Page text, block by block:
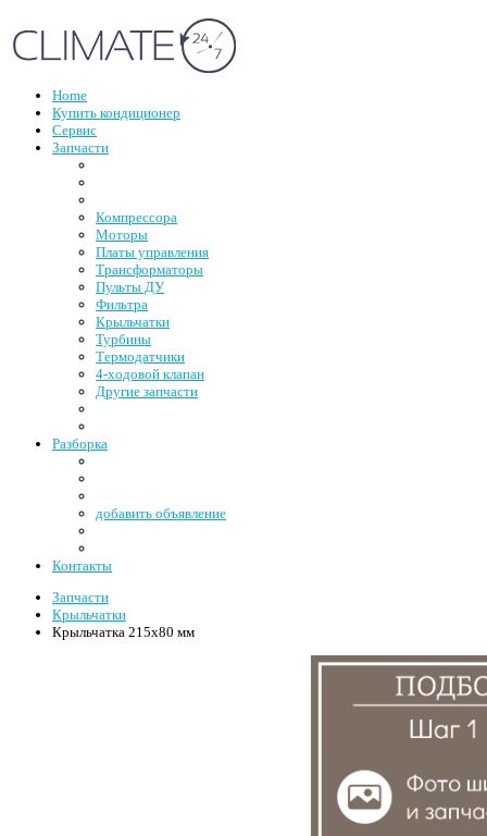
Home
Купить кондиционер
Сервис
Запчасти
Компрессора
Моторы
Платы управления
Трансформаторы
Пульты ДУ
Фильтра
Крыльчатки
Турбины
Термодатчики
4-ходовой клапан
Другие запчасти
Разборка
добавить объявление
Контакты
Запчасти
Крыльчатки
Крыльчатка 215x80 мм